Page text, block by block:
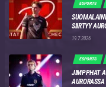
ESPORTS
SIIRTYY
19.7.2026
ESPORTS
JIMPPHAT
AURORASSA